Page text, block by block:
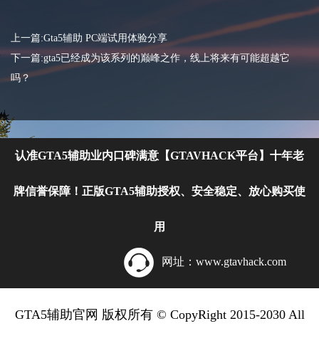
上一篇:Gta5辅助 PC端试用体验分享
下一篇:gta5已经成为该系列的巅峰之作，线上将来有可能超越它
吗？
认准GTA5辅助业内口碑满意【GTAVHACK平台】十年老
牌信誉保障！正版GTA5辅助授权、安全稳定、放心购买使
用
网址：www.gtavhack.com
GTA5辅助官网 版权所有 © CopyRight 2015-2030 All